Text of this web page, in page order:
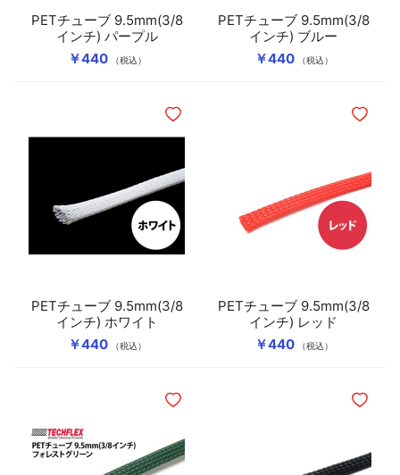
￥440 （税込）
PETチューブ 9.5mm(3/8
インチ) パープル
￥440 （税込）
PETチューブ 9.5mm(3/8
インチ) ブルー
￥440 （税込）
PETチューブ 9.5mm(3/8
インチ) ホワイト
ほしいものリストに追加
￥440 （税込）
PETチューブ 9.5mm(3/8
インチ) レッド
ほしい
ほしいものリストに追加 ほしい